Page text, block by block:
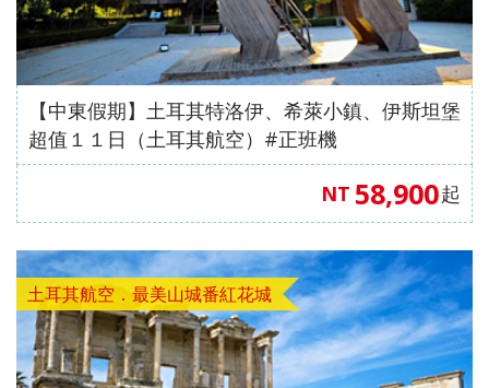
【中東假期】土耳其特洛伊、希萊小鎮、伊斯坦堡
超值１１日（土耳其航空）#正班機
NT 58,900起
土耳其航空．最美山城番紅花城